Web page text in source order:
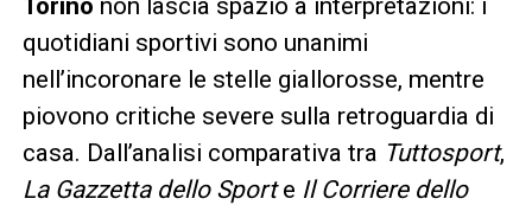
quotidiani sportivi sono unanimi
nell’incoronare le stelle giallorosse, mentre
piovono critiche severe sulla retroguardia di
casa. Dall’analisi comparativa tra Tuttosport,
La Gazzetta dello Sporte Il Corriere dello